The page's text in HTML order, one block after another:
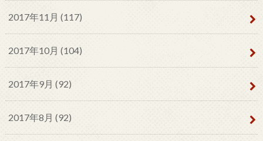
2017年11月 (117)
2017年10月 (104)
2017年9月 (92)
2017年8月 (92)